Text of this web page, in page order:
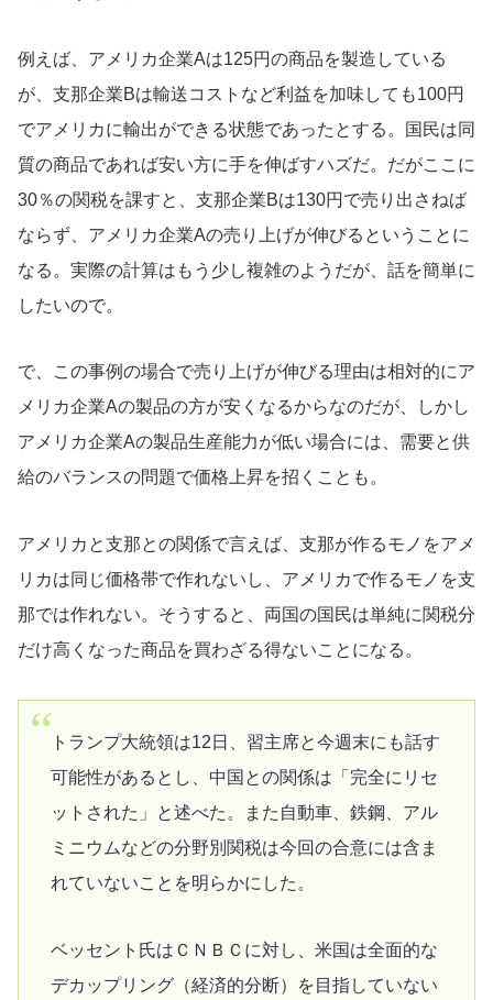
例えば、アメリカ企業Aは125円の商品を製造している
が、支那企業Bは輸送コストなど利益を加味しても100円
でアメリカに輸出ができる状態であったとする。国民は同
質の商品であれば安い方に手を伸ばすハズだ。だがここに
30％の関税を課すと、支那企業Bは130円で売り出さねば
ならず、アメリカ企業Aの売り上げが伸びるということに
なる。実際の計算はもう少し複雑のようだが、話を簡単に
したいので。
で、この事例の場合で売り上げが伸びる理由は相対的にア
メリカ企業Aの製品の方が安くなるからなのだが、しかし
アメリカ企業Aの製品生産能力が低い場合には、需要と供
給のバランスの問題で価格上昇を招くことも。
アメリカと支那との関係で言えば、支那が作るモノをアメ
リカは同じ価格帯で作れないし、アメリカで作るモノを支
那では作れない。そうすると、両国の国民は単純に関税分
だけ高くなった商品を買わざる得ないことになる。
トランプ大統領は12日、習主席と今週末にも話す
可能性があるとし、中国との関係は「完全にリセ
ットされた」と述べた。また自動車、鉄鋼、アル
ミニウムなどの分野別関税は今回の合意には含ま
れていないことを明らかにした。
ベッセント氏はＣＮＢＣに対し、米国は全面的な
デカップリング（経済的分断）を目指していない